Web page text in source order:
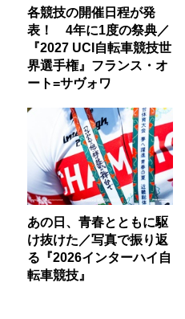
各競技の開催日程が発
表！ 4年に1度の祭典／
『2027 UCI自転車競技世
界選手権』フランス・オ
ート=サヴォワ
あの日、青春とともに駆
け抜けた／写真で振り返
る『2026インターハイ自
転車競技』